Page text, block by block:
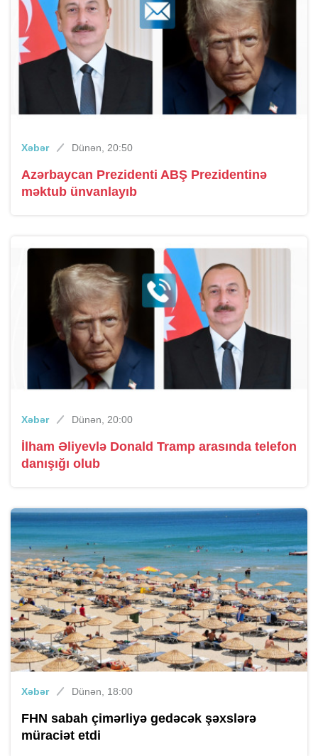
Xəbər Dünən, 20:50
Azərbaycan Prezidenti ABŞ Prezidentinə
məktub ünvanlayıb
Xəbər Dünən, 20:00
İlham Əliyevlə Donald Tramp arasında telefon
danışığı olub
Xəbər Dünən, 18:00
FHN sabah çimərliyə gedəcək şəxslərə
müraciət etdi